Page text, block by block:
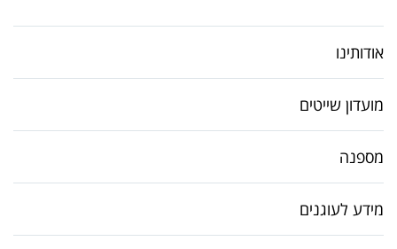
אודותינו
מועדון שייטים
מספנה
מידע לעוגנים